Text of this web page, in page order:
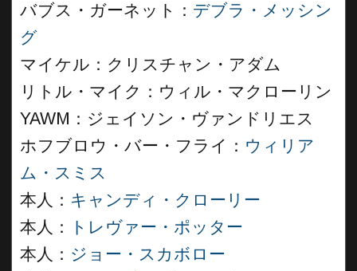
バブス・ガーネット： デブラ・メッシン
グ
マイケル：クリスチャン・アダム
リトル・マイク：ウィル・マクローリン
YAWM：ジェイソン・ヴァンドリエス
ホフブロウ・バー・フライ： ウィリア
ム・スミス
本人： キャンディ・クローリー
本人：
トレヴァー・ポッター
本人： ジョー・スカボロー